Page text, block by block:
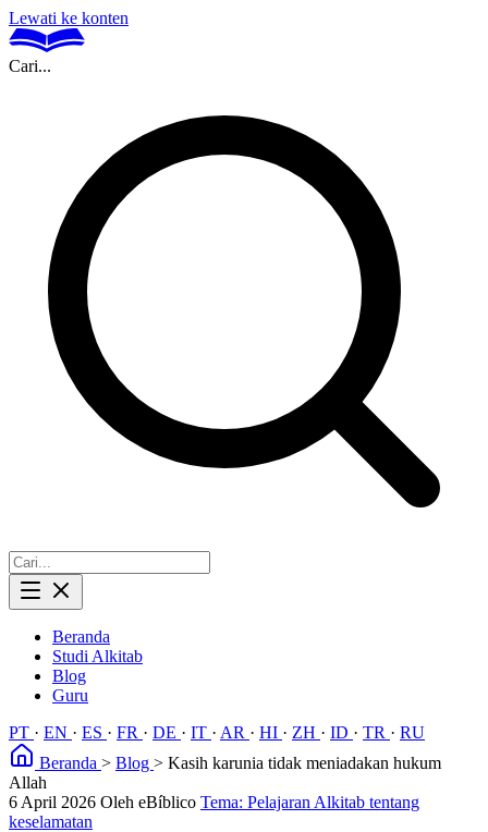
Lewati ke konten
Cari...
Beranda
Studi Alkitab
Blog
Guru
PT · EN · ES · FR · DE · IT · AR · HI · ZH · ID · TR · RU
Beranda > Blog > Kasih karunia tidak meniadakan hukum
Allah
6 April 2026 Oleh eBíblico Tema: Pelajaran Alkitab tentang
keselamatan